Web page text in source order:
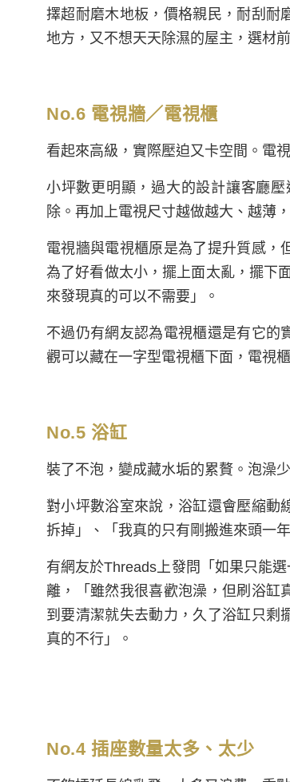
擇超耐磨木地板，價格親民，耐刮耐
地方，又不想天天除濕的屋主，選材
No.6 電視牆／電視櫃
看起來高級，實際壓迫又卡空間。電
小坪數更明顯，過大的設計讓客廳
除。再加上電視尺寸越做越大、越薄
電視牆與電視櫃原是為了提升質感，
為了好看做太小，擺上面太亂，擺下
來發現真的可以不需要」。
不過仍有網友認為電視櫃還是有它的
觀可以藏在一字型電視櫃下面，電視
No.5 浴缸
裝了不泡，變成藏水垢的累贅。泡澡
對小坪數浴室來說，浴缸還會壓縮動
拆掉」、「我真的只有剛搬進來頭一
有網友於Threads上發問「如果只能
離，「雖然我很喜歡泡澡，但刷浴缸
到要清潔就失去動力，久了浴缸只剩
真的不行」。
No.4 插座數量太多、太少